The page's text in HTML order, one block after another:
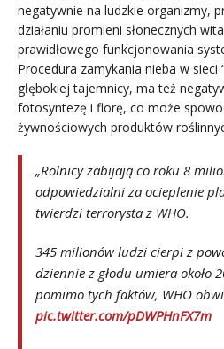
negatywnie na ludzkie organizmy,
działaniu promieni słonecznych
prawidłowego funkcjonowania
Procedura zamykania nieba w sieci
głębokiej tajemnicy, ma też
fotosyntezę i florę, co może
żywnościowych produktów
„Rolnicy zabijają co roku 8
odpowiedzialni za ocieplenie
twierdzi terrorysta z WHO.
345 milionów ludzi cierpi z
dziennie z głodu umiera około
pomimo tych faktów, WHO
pic.twitter.com/pDWPHnFX7m